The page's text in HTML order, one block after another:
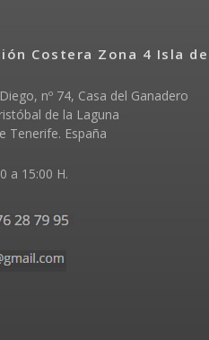
Costera Zona 4 Isla
nº 74, Casa del Ganadero
de la Laguna
Tenerife. España
a 15:00 H.